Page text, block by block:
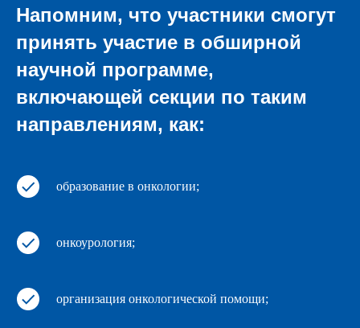
Напомним, что участники смогут
принять участие в обширной
научной программе,
включающей секции по таким
направлениям, как:
образование в онкологии;
онкоурология;
организация онкологической помощи;